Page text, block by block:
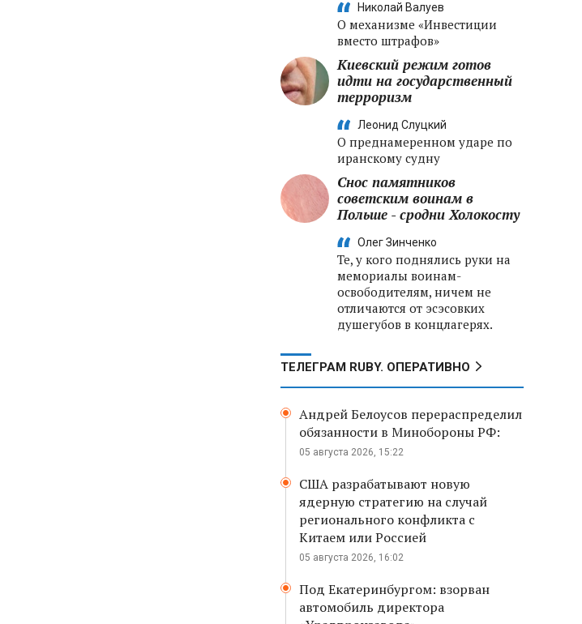
Николай Валуев
О механизме «Инвестиции
вместо штрафов»
Киевский режим готов
идти на государственный
терроризм
Леонид Слуцкий
О преднамеренном ударе по
иранскому судну
Снос памятников
советским воинам в
Польше - сродни Холокосту
Олег Зинченко
Те, у кого поднялись руки на
мемориалы воинам-
освободителям, ничем не
отличаются от эсэсовких
душегубов в концлагерях.
ТЕЛЕГРАМ RUBY. ОПЕРАТИВНО
Андрей Белоусов перераспределил
обязанности в Минобороны РФ:
05 августа 2026, 15:22
США разрабатывают новую
ядерную стратегию на случай
регионального конфликта с
Китаем или Россией
05 августа 2026, 16:02
Под Екатеринбургом: взорван
автомобиль директора